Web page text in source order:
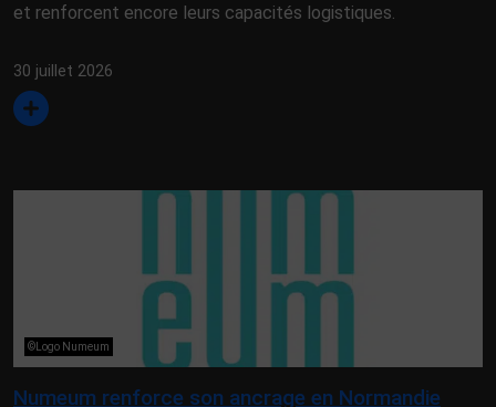
et renforcent encore leurs capacités logistiques.
30 juillet 2026
©Logo Numeum
Numeum renforce son ancrage en Normandie